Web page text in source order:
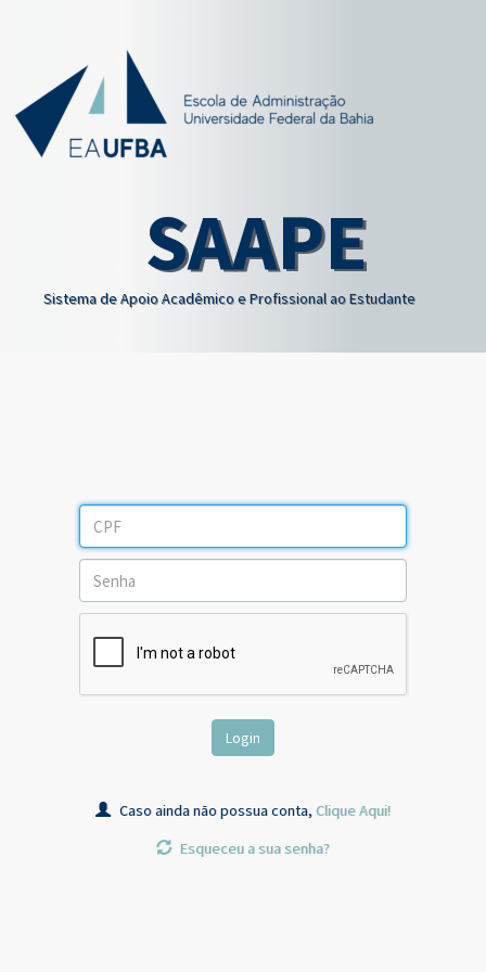
SAAPE
Sistema de Apoio Acadêmico e Profissional ao Estudante
Login
Caso ainda não possua conta, Clique Aqui!
Esqueceu a sua senha?